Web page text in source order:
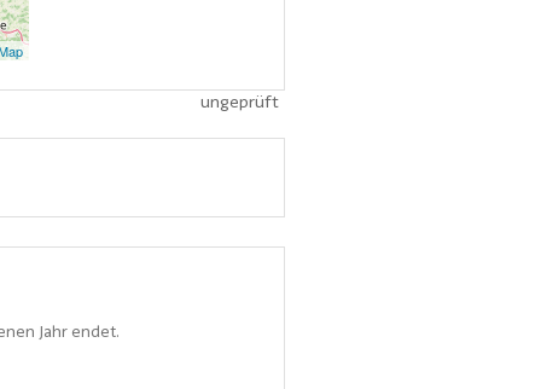
ungeprüft
Jahr endet.